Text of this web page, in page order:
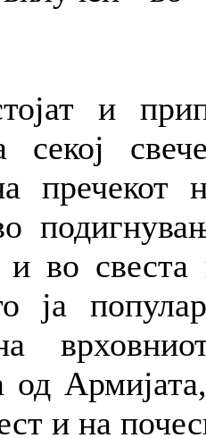
и
секој
пречекот
и во
ја
од
и на